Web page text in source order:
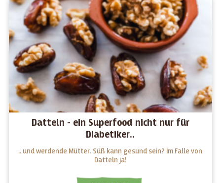
Datteln - ein Superfood nicht nur für
Diabetiker..
.. und werdende Mütter. Süß kann gesund sein? Im Falle von
Datteln ja!